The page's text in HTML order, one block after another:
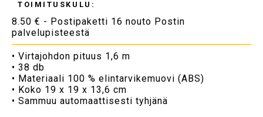
TOIMITUSKULU:
8.50 € - Postipaketti 16 nouto Postin
palvelupisteestä
• Virtajohdon pituus 1,6 m
• 38 db
• Materiaali 100 % elintarvikemuovi (ABS)
• Koko 19 x 19 x 13,6 cm
• Sammuu automaattisesti tyhjänä